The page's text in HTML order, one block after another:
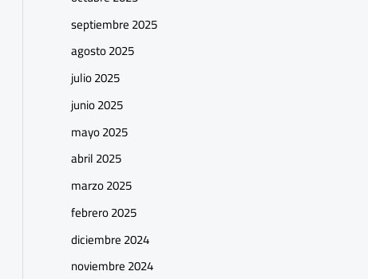
septiembre 2025
agosto 2025
julio 2025
junio 2025
mayo 2025
abril 2025
marzo 2025
febrero 2025
diciembre 2024
noviembre 2024